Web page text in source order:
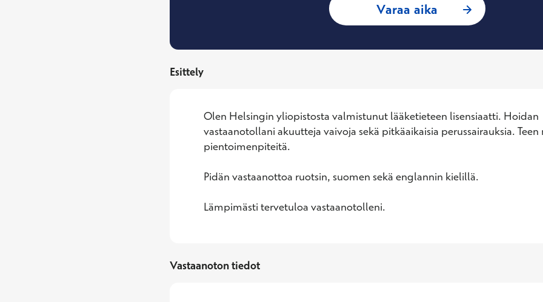
Varaa aika : Rasmus Rinne,
Esittely
Olen Helsingin yliopistosta valmistunut lääketieteen lisensiaatti. Hoidan
vastaanotollani akuutteja vaivoja sekä pitkäaikaisia perussairauksia.
pientoimenpiteitä.
Pidän vastaanottoa ruotsin, suomen sekä englannin kielillä.
Lämpimästi tervetuloa vastaanotolleni.
Vastaanoton tiedot